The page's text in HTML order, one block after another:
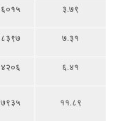
६०१५ ३.७९
८३९७ ७.३१
४२०६ ६.४१
७९३५ ११.८९